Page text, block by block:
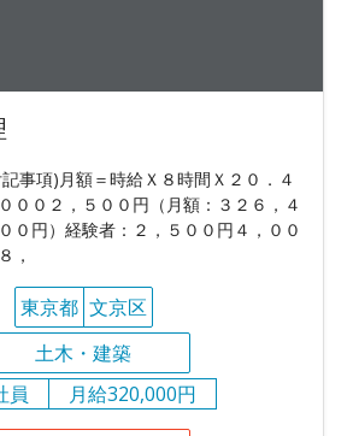
事項)月額＝時給Ｘ８時間Ｘ２０．４
００２，５００円（月額：３２６，４
０円）経験者：２，５００円４，００
，
東京都 文京区
土木・建築
員
月給320,000円